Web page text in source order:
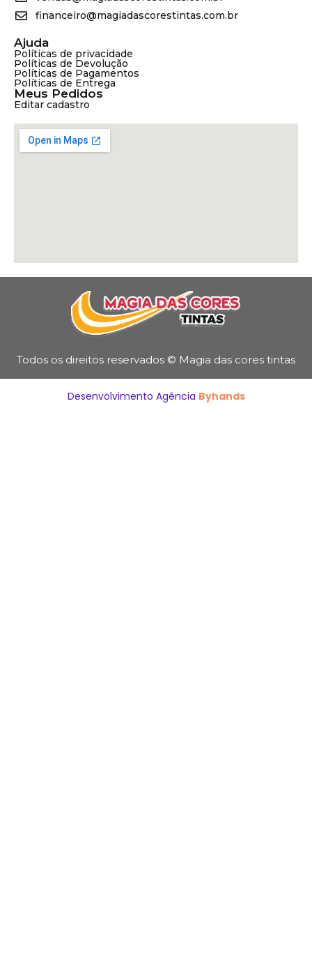
financeiro@magiadascorestintas.com.br
Ajuda
Políticas de privacidade
Políticas de Devolução
Políticas de Pagamentos
Políticas de Entrega
Meus Pedidos
Editar cadastro
Todos os direitos reservados © Magia das cores tintas
Desenvolvimento Agência Byhands